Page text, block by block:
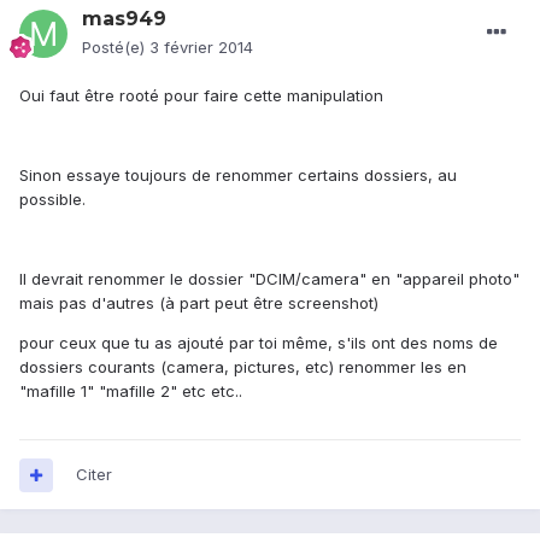
mas949
Posté(e) 3 février 2014
Oui faut être rooté pour faire cette manipulation
Sinon essaye toujours de renommer certains dossiers, au
possible.
Il devrait renommer le dossier "DCIM/camera" en "appareil photo"
mais pas d'autres (à part peut être screenshot)
pour ceux que tu as ajouté par toi même, s'ils ont des noms de
dossiers courants (camera, pictures, etc) renommer les en
"mafille 1" "mafille 2" etc etc..
Citer